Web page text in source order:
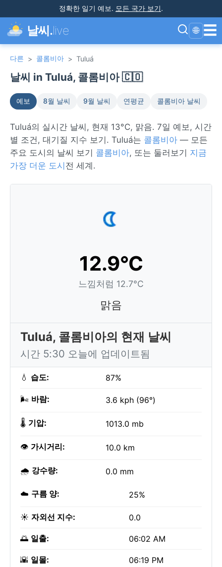
정확한 일기 예보. 모든 국가 보기.
날씨.live 🌐 ☰
다른 > 콜롬비아 > Tuluá
날씨 in Tuluá, 콜롬비아 🇨🇴
예보 8월 날씨 9월 날씨 연평균 콜롬비아 날씨
Tuluá의 실시간 날씨, 현재 13°C, 맑음. 7일 예보, 시간
별 조건, 대기질 지수 보기. Tuluá는 콜롬비아 — 모든
주요 도시의 날씨 보기 콜롬비아, 또는 둘러보기 지금
가장 더운 도시 전 세계.
12.9°C
느낌처럼 12.7°C
맑음
Tuluá, 콜롬비아의 현재 날씨
시간 5:30 오늘에 업데이트됨
💧 습도: 87%
🌬️ 바람: 3.6 kph (96°)
🌡️ 기압: 1013.0 mb
👁️ 가시거리: 10.0 km
🌧️ 강수량: 0.0 mm
☁️ 구름 양: 25%
☀️ 자외선 지수: 0.0
🌅 일출: 06:02 AM
🌇 일몰: 06:19 PM